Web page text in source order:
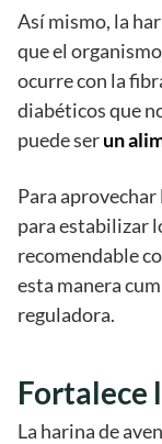
Así mismo, la
que el
ocurre con la
diabéticos que
puede serun
Para aprovechar
para estabilizar
recomendable
esta manera
reguladora.
Fortalece
La harina de